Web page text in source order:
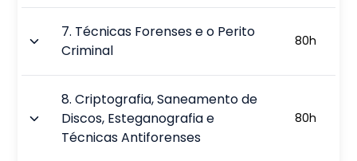
7. Técnicas Forenses e o Perito
Criminal
80h
8.Criptografia, Saneamento de
Discos, Esteganografia e
Técnicas Antiforenses
80h